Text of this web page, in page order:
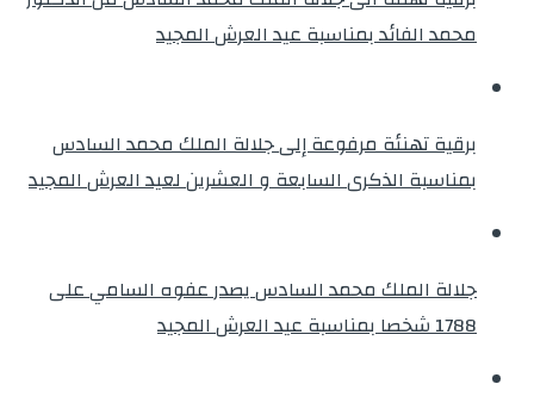
محمد الفائد بمناسبة عيد العرش المجيد
برقية تهنئة مرفوعة إلى جلالة الملك محمد السادس
بمناسبة الذكرى السابعة و العشرين لعيد العرش المجيد
جلالة الملك محمد السادس يصدر عفوه السامي على
1788 شخصا بمناسبة عيد العرش المجيد